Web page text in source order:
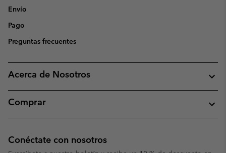
Envío
Pago
Preguntas frecuentes
Acerca de Nosotros
Comprar
Conéctate con nosotros